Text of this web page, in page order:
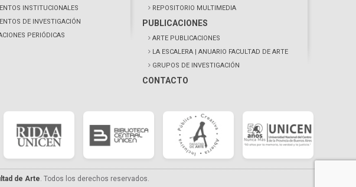
INSTITUCIONALES
DE INVESTIGACIÓN
PERIÓDICAS
REPOSITORIO MULTIMEDIA
PUBLICACIONES
ARTE PUBLICACIONES
LA ESCALERA | ANUARIO FACULTAD DE ARTE
GRUPOS DE INVESTIGACIÓN
CONTACTO
de Arte. Todos los derechos reservados.